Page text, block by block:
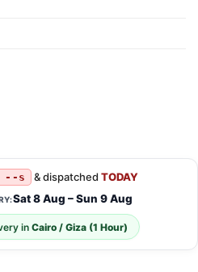
--s & dispatchedTODAY
Sat 8 Aug – Sun 9 Aug
in Cairo / Giza (1 Hour)